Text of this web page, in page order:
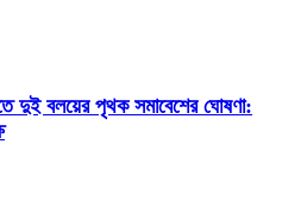
দুই বলয়ের পৃথক সমাবেশের ঘোষণা: